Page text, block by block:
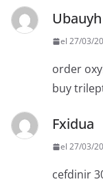
Ubauyh
el 27/03/
order
buy
Fxidua
el 27/03/
cefdinir